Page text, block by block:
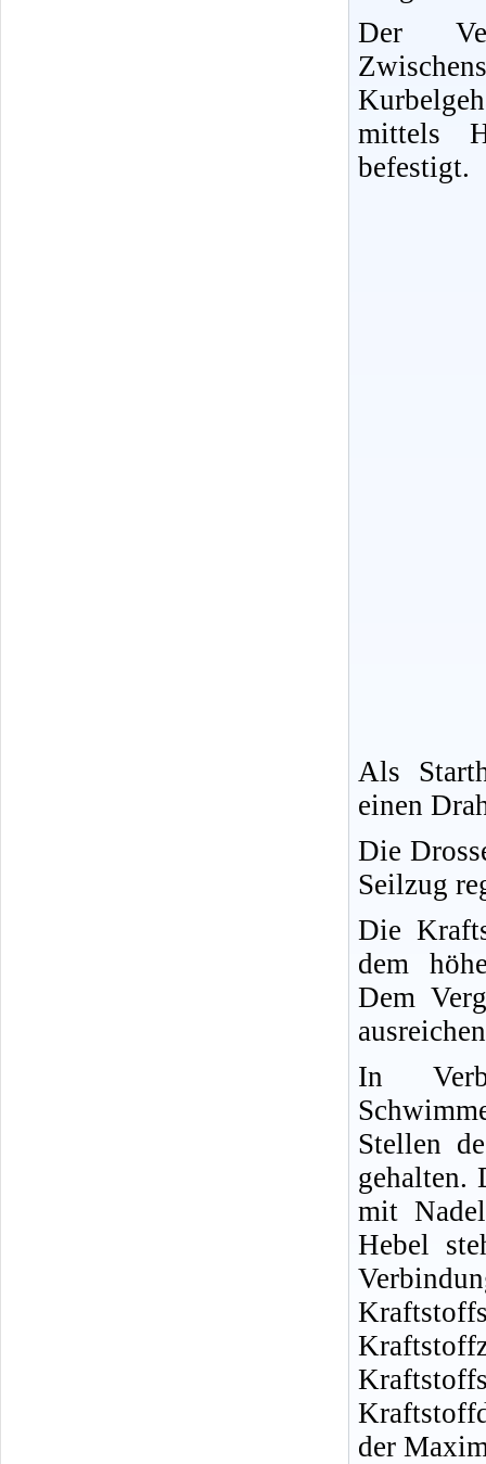
Der
mittels
befestigt.
Als
einen
Die
Seilzug
Die
dem
Dem
In
Stellen
gehalten.
mit
Hebel
der